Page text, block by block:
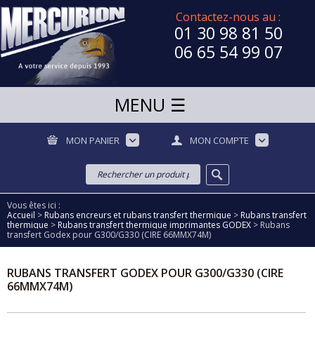
Contactez-nous au :
01 30 98 81 50
06 65 54 99 07
MON PANIER MON COMPTE
Vous êtes ici :
Accueil > Rubans encreurs et rubans transfert thermique > Rubans transfert
thermique > Rubans transfert thermique imprimantes GODEX > Rubans
transfert Godex pour G300/G330 (CIRE 66MMX74M)
RUBANS TRANSFERT GODEX POUR G300/G330 (CIRE
66MMX74M)